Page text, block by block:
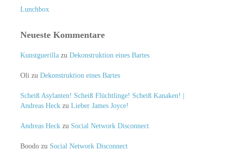
Lunchbox
Neueste Kommentare
Kunstguerillazu Dekonstruktion eines Bartes
Oli zu Dekonstruktion eines Bartes
Scheiß Asylanten! Scheiß Flüchtlinge! Scheiß Kanaken! |
Andreas Heckzu Lieber James Joyce!
Andreas Heckzu Social Network Disconnect
Boodozu Social Network Disconnect